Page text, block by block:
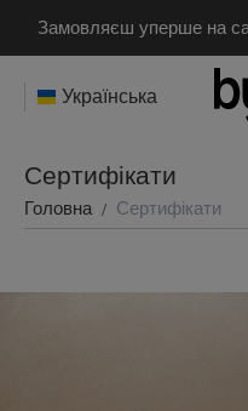
Замовляєш уперше на
Українська
Сертифікати
Головна Сертифікати